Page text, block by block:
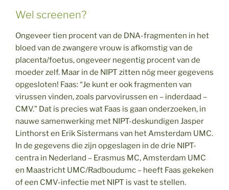
Wel screenen?
Ongeveer tien procent van de DNA-fragmenten in het
bloed van de zwangere vrouw is afkomstig van de
placenta/foetus, ongeveer negentig procent van de
moeder zelf. Maar in de NIPT zitten nóg meer gegevens
opgesloten! Faas: “Je kunt er ook fragmenten van
virussen vinden, zoals parvovirussen en – inderdaad –
CMV.” Dat is precies wat Faas is gaan onderzoeken, in
nauwe samenwerking met NIPT-deskundigen Jasper
Linthorst en Erik Sistermans van het Amsterdam UMC.
In de gegevens die zijn opgeslagen in de drie NIPT-
centra in Nederland – Erasmus MC, Amsterdam UMC
en Maastricht UMC/Radboudumc – heeft Faas gekeken
of een CMV-infectie met NIPT is vast te stellen.